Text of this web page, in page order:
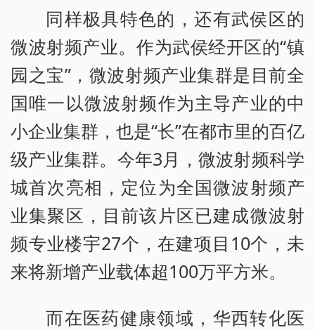
同样极具特色的，还有武侯区的
微波射频产业。作为武侯经开区的“镇
园之宝”，微波射频产业集群是目前全
国唯一以微波射频作为主导产业的中
小企业集群，也是“长”在都市里的百亿
级产业集群。今年3月，微波射频科学
城首次亮相，定位为全国微波射频产
业集聚区，目前该片区已建成微波射
频专业楼宇27个，在建项目10个，未
来将新增产业载体超100万平方米。
而在医药健康领域，华西转化医